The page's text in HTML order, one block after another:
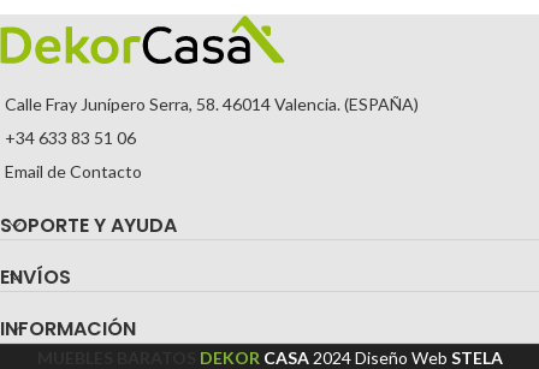
y respaldo tapizados en tejido BALI
color amarillo (BRAZOS
REGULABLES EN ALTURA)
y respaldo tapizados en tejido BALI
Calle Fray Junípero Serra, 58. 46014 Valencia. (ESPAÑA)
+34 633 83 51 06
Email de Contacto
SOPORTE Y AYUDA
ENVÍOS
INFORMACIÓN
DEKOR CASA 2024Diseño Web STELA